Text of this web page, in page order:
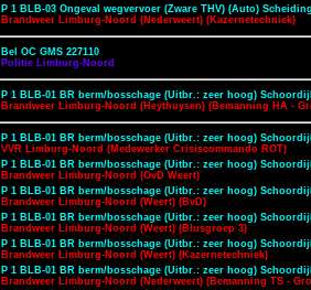
P 1 BLB-03 Ongeval wegvervoer (Zware THV) (Auto)
Brandweer Limburg-Noord (Nederweert) (Kazernetechniek)
Bel OC GMS 227110
Politie Limburg-Noord
P 1 BLB-01 BR berm/bosschage (Uitbr.: zeer hoog)
Brandweer Limburg-Noord (Heythuysen) (Bemanning HA -
P 1 BLB-01 BR berm/bosschage (Uitbr.: zeer hoog) Schoordijk
VVR Limburg-Noord (Medewerker Crisiscommando ROT)
P 1 BLB-01 BR berm/bosschage (Uitbr.: zeer hoog) Schoordijk
Brandweer Limburg-Noord (OvD Weert)
P 1 BLB-01 BR berm/bosschage (Uitbr.: zeer hoog) Schoordijk
Brandweer Limburg-Noord (Weert) (BvD)
P 1 BLB-01 BR berm/bosschage (Uitbr.: zeer hoog) Schoordijk
Brandweer Limburg-Noord (Weert) (Blusgroep 3)
P 1 BLB-01 BR berm/bosschage (Uitbr.: zeer hoog) Schoordijk
Brandweer Limburg-Noord (Weert) (Kazernetechniek)
P 1 BLB-01 BR berm/bosschage (Uitbr.: zeer hoog) Schoordijk
Brandweer Limburg-Noord (Nederweert) (Bemanning TS -